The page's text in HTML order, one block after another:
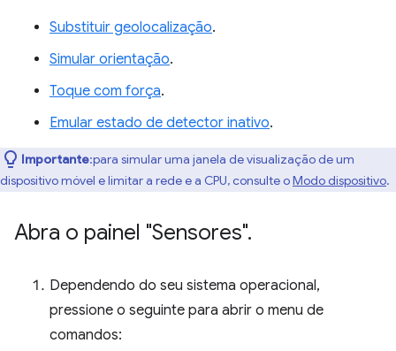
Substituir geolocalização.
Simular orientação.
Toque com força.
Emular estado de detector inativo.
Importante:para simular uma janela de visualização de um
dispositivo móvel e limitar a rede e a CPU, consulte oModo dispositivo.
Abra o painel "Sensores".
Dependendo do seu sistema operacional,
pressione o seguinte para abrir o menu de
comandos: